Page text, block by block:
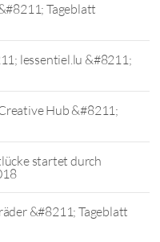
Tageblatt
lessentiel.lu &#8211;
Hub &#8211;
startet durch
&#8211; Tageblatt